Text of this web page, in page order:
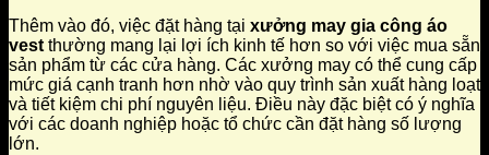
Thêm vào đó, việc đặt hàng tại xưởng may gia công áo
vestthường mang lại lợi ích kinh tế hơn so với việc mua sẵn
sản phẩm từ các cửa hàng. Các xưởng may có thể cung cấp
mức giá cạnh tranh hơn nhờ vào quy trình sản xuất hàng loạt
và tiết kiệm chi phí nguyên liệu. Điều này đặc biệt có ý nghĩa
với các doanh nghiệp hoặc tổ chức cần đặt hàng số lượng
lớn.